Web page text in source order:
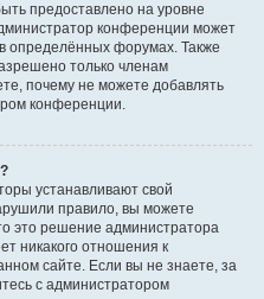
предоставлено на уровне
конференции может
определённых форумах. Также
только членам
почему не можете добавлять
конференции.
устанавливают свой
правило, вы можете
это решение администратора
никакого отношения к
сайте. Если вы не знаете, за
с администратором